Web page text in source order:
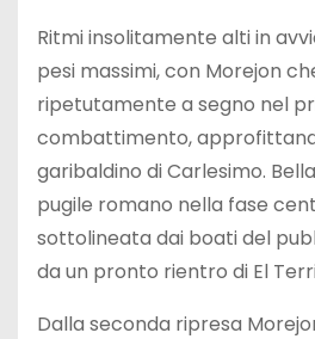
Ritmi insolitamente alti in
pesi massimi, con Morejon
ripetutamente a segno nel
combattimento,
garibaldino di Carlesimo.
pugile romano nella fase
sottolineata dai boati del
da un pronto rientro di El
Dalla seconda ripresa